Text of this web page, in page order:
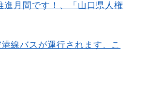
月間です！、「山口県人権
線バスが運行されます、こ